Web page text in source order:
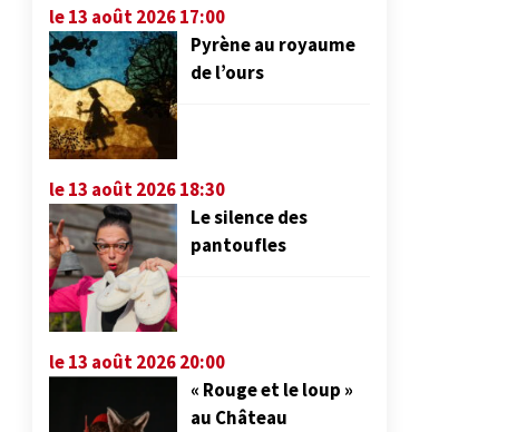
le 13 août 2026 17:00
Pyrène au royaume
de l’ours
le 13 août 2026 18:30
Le silence des
pantoufles
le 13 août 2026 20:00
« Rouge et le loup »
au Château